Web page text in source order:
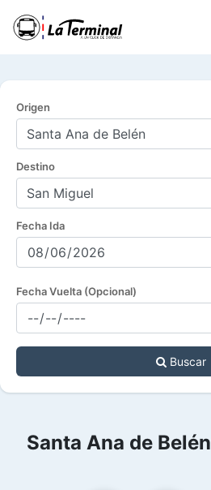
Origen
Destino
Fecha Ida
Fecha Vuelta (Opcional)
Buscar
Santa Ana de